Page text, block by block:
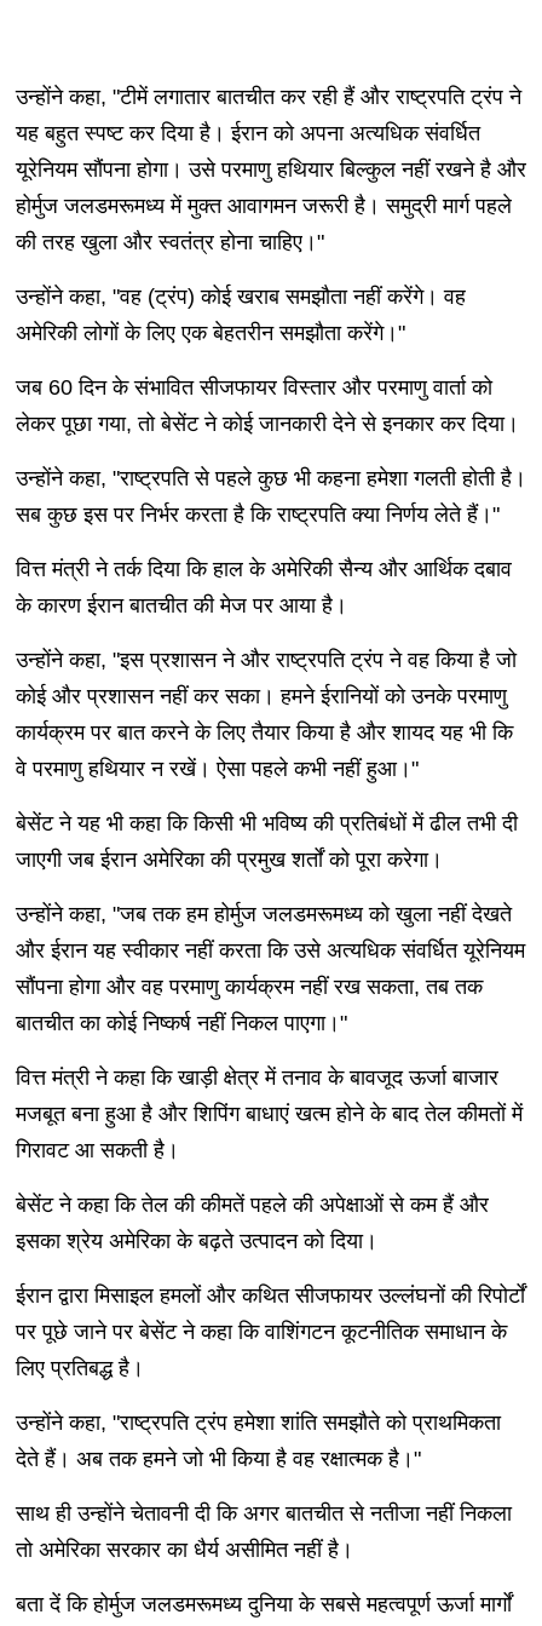
उन्होंने कहा, "टीमें लगातार बातचीत कर रही हैं और राष्ट्रपति ट्रंप ने
यह बहुत स्पष्ट कर दिया है। ईरान को अपना अत्यधिक संवर्धित
यूरेनियम सौंपना होगा। उसे परमाणु हथियार बिल्कुल नहीं रखने है और
होर्मुज जलडमरूमध्य में मुक्त आवागमन जरूरी है। समुद्री मार्ग पहले
की तरह खुला और स्वतंत्र होना चाहिए।"
उन्होंने कहा, "वह (ट्रंप) कोई खराब समझौता नहीं करेंगे। वह
अमेरिकी लोगों के लिए एक बेहतरीन समझौता करेंगे।"
जब 60 दिन के संभावित सीजफायर विस्तार और परमाणु वार्ता को
लेकर पूछा गया, तो बेसेंट ने कोई जानकारी देने से इनकार कर दिया।
उन्होंने कहा, "राष्ट्रपति से पहले कुछ भी कहना हमेशा गलती होती है।
सब कुछ इस पर निर्भर करता है कि राष्ट्रपति क्या निर्णय लेते हैं।"
वित्त मंत्री ने तर्क दिया कि हाल के अमेरिकी सैन्य और आर्थिक दबाव
के कारण ईरान बातचीत की मेज पर आया है।
उन्होंने कहा, "इस प्रशासन ने और राष्ट्रपति ट्रंप ने वह किया है जो
कोई और प्रशासन नहीं कर सका। हमने ईरानियों को उनके परमाणु
कार्यक्रम पर बात करने के लिए तैयार किया है और शायद यह भी कि
वे परमाणु हथियार न रखें। ऐसा पहले कभी नहीं हुआ।"
बेसेंट ने यह भी कहा कि किसी भी भविष्य की प्रतिबंधों में ढील तभी दी
जाएगी जब ईरान अमेरिका की प्रमुख शर्तों को पूरा करेगा।
उन्होंने कहा, "जब तक हम होर्मुज जलडमरूमध्य को खुला नहीं देखते
और ईरान यह स्वीकार नहीं करता कि उसे अत्यधिक संवर्धित यूरेनियम
सौंपना होगा और वह परमाणु कार्यक्रम नहीं रख सकता, तब तक
बातचीत का कोई निष्कर्ष नहीं निकल पाएगा।"
वित्त मंत्री ने कहा कि खाड़ी क्षेत्र में तनाव के बावजूद ऊर्जा बाजार
मजबूत बना हुआ है और शिपिंग बाधाएं खत्म होने के बाद तेल कीमतों में
गिरावट आ सकती है।
बेसेंट ने कहा कि तेल की कीमतें पहले की अपेक्षाओं से कम हैं और
इसका श्रेय अमेरिका के बढ़ते उत्पादन को दिया।
ईरान द्वारा मिसाइल हमलों और कथित सीजफायर उल्लंघनों की रिपोर्टों
पर पूछे जाने पर बेसेंट ने कहा कि वाशिंगटन कूटनीतिक समाधान के
लिए प्रतिबद्ध है।
उन्होंने कहा, "राष्ट्रपति ट्रंप हमेशा शांति समझौते को प्राथमिकता
देते हैं। अब तक हमने जो भी किया है वह रक्षात्मक है।"
साथ ही उन्होंने चेतावनी दी कि अगर बातचीत से नतीजा नहीं निकला
तो अमेरिका सरकार का धैर्य असीमित नहीं है।
बता दें कि होर्मुज जलडमरूमध्य दुनिया के सबसे महत्वपूर्ण ऊर्जा मार्गों